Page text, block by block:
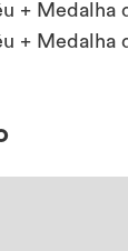
+ Medalha
+ Medalha